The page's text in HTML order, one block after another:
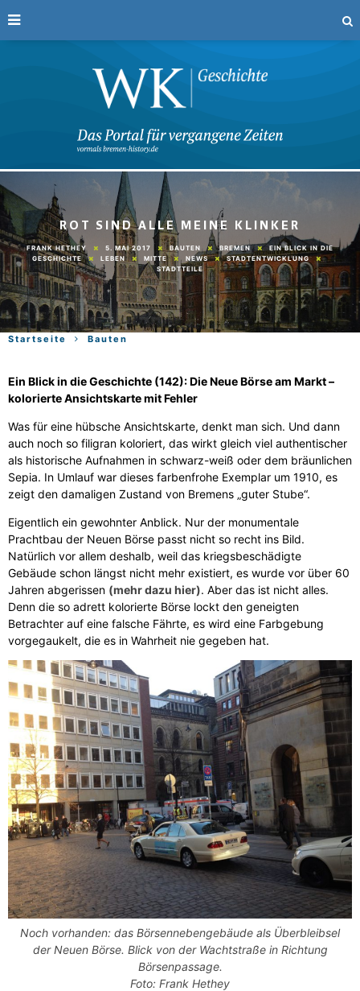
ROT SIND ALLE MEINE KLINKER
FRANK HETHEY 5. MAI 2017 BAUTEN BREMEN
EIN BLICK IN DIE
GESCHICHTE
LEBEN MITTE NEWS
STADTENTWICKLUNG
STADTTEILE
Startseite Bauten
Ein Blick in die Geschichte (142): Die Neue Börse am Markt –
kolorierte Ansichtskarte mit Fehler
Was für eine hübsche Ansichtskarte, denkt man sich. Und dann
auch noch so filigran koloriert, das wirkt gleich viel authentischer
als historische Aufnahmen in schwarz-weiß oder dem bräunlichen
Sepia. In Umlauf war dieses farbenfrohe Exemplar um 1910, es
zeigt den damaligen Zustand von Bremens „guter Stube“.
Eigentlich ein gewohnter Anblick. Nur der monumentale
Prachtbau der Neuen Börse passt nicht so recht ins Bild.
Natürlich vor allem deshalb, weil das kriegsbeschädigte
Gebäude schon längst nicht mehr existiert, es wurde vor über 60
Jahren abgerissen (mehr dazu hier). Aber das ist nicht alles.
Denn die so adrett kolorierte Börse lockt den geneigten
Betrachter auf eine falsche Fährte, es wird eine Farbgebung
vorgegaukelt, die es in Wahrheit nie gegeben hat.
Noch vorhanden: das Börsennebengebäude als Überbleibsel
der Neuen Börse. Blick von der Wachtstraße in Richtung
Börsenpassage.
Foto: Frank Hethey